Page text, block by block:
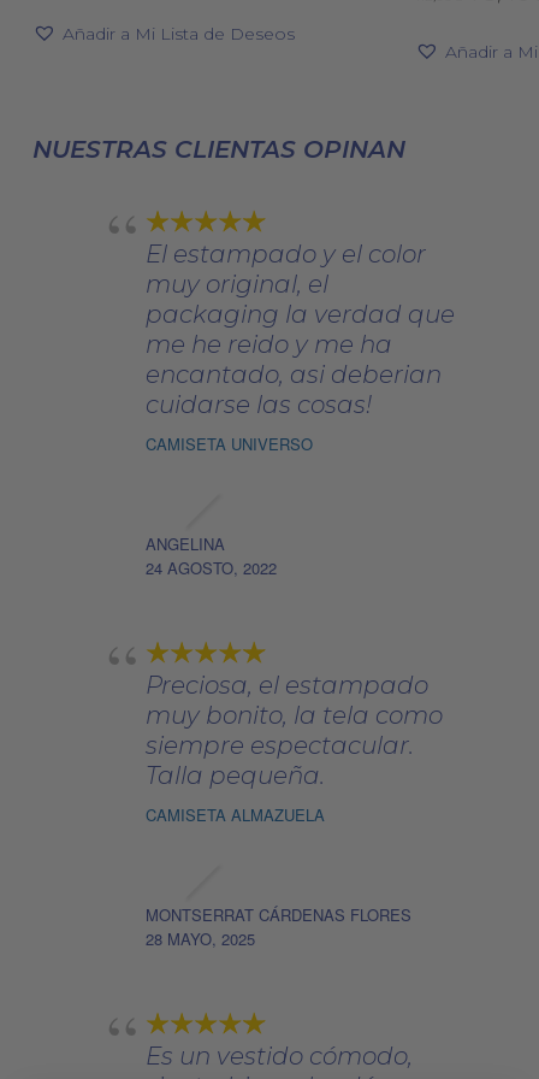
opciones
elegir
página
producto
originalactual
Añadir a Mi Lista de Deseos
Añadir a
NUESTRAS CLIENTAS OPINAN
El estampado y el color
muy original, el
packaging la verdad que
me he reido y me ha
encantado, asi deberian
cuidarse las cosas!
CAMISETA UNIVERSO
ANGELINA
24 AGOSTO, 2022
Preciosa, el estampado
muy bonito, la tela como
siempre espectacular.
Talla pequeña.
CAMISETA ALMAZUELA
MONTSERRAT CÁRDENAS FLORES
28 MAYO, 2025
Es un vestido cómodo,